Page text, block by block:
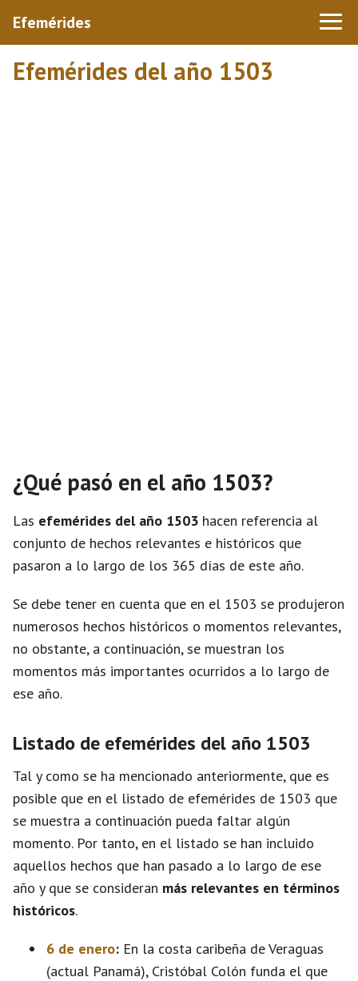
Efemérides
Efemérides del año 1503
¿Qué pasó en el año 1503?
Las efemérides del año 1503 hacen referencia al
conjunto de hechos relevantes e históricos que
pasaron a lo largo de los 365 días de este año.
Se debe tener en cuenta que en el 1503 se produjeron
numerosos hechos históricos o momentos relevantes,
no obstante, a continuación, se muestran los
momentos más importantes ocurridos a lo largo de
ese año.
Listado de efemérides del año 1503
Tal y como se ha mencionado anteriormente, que es
posible que en el listado de efemérides de 1503 que
se muestra a continuación pueda faltar algún
momento. Por tanto, en el listado se han incluido
aquellos hechos que han pasado a lo largo de ese
año y que se consideran más relevantes en términos
históricos.
6 de enero: En la costa caribeña de Veraguas
(actual Panamá), Cristóbal Colón funda el que